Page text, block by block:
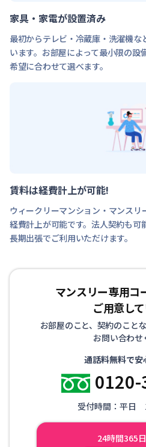
家具・家電が設置済み
最初からテレビ・冷蔵庫・洗濯機
います。お部屋によって最小限の設
希望に合わせて選べます。
賃料は経費計上が可能!
ウィークリーマンション・マンス
経費計上が可能です。法人契約も可
長期出張でご利用いただけます。
マンスリー専用コ
ご用意し
お部屋のこと、契約のこと
お問い合わせ
通話料無料で安
受付時間：平日
24時間365